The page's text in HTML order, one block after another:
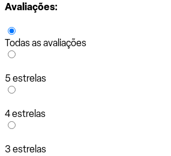
Avaliações:
Todas as avaliações
5 estrelas
4 estrelas
3 estrelas